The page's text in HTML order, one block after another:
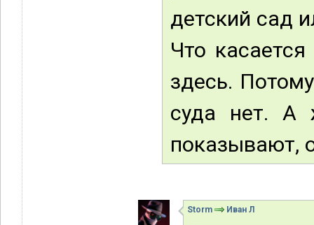
детский сад
Что
здесь.
суда нет. А
показывают,
Storm Иван Л